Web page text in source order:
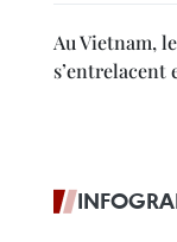
Au Vietnam,
s’entrelacent